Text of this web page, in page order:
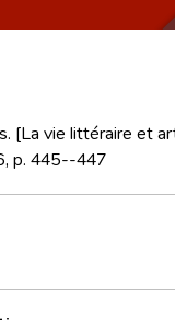
[La vie littéraire et
p. 445--447